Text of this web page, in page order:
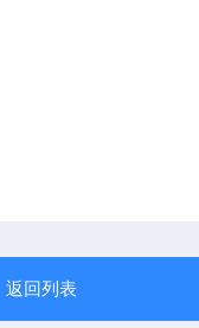
返回列表